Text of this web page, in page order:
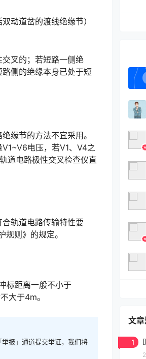
动道岔的渡线绝缘节）
叉的；若短路一侧绝
侧的绝缘本身已处于短
缘节的方法不宜采用。
电压，若V1、V4之
道电路极性交叉检查仪直
轨道电路传输特性要
则》的规定。󠅅󠅃󠄵󠅂󠄪󠇖󠆨󠆨󠇕󠆞󠆒󠅬󠇘󠆭󠆘󠇙󠆝󠅵󠇗󠆭󠆁󠄐󠇗󠅹󠅸󠇖󠆍󠅳󠇖󠅹󠅰󠇖󠆌󠅹
标距离一般不小于
大于4m。󠅅󠅃󠄵󠅂󠄪󠇖󠆨󠆨󠇕󠆞󠆒󠅬󠇘󠆭󠆘󠇙󠆝󠅵󠇗󠆭󠆁󠄐󠇗󠅹󠅸󠇖󠆍󠅳󠇖󠅹󠅰󠇖󠆌󠅹
报」通道提交举证，我们将
文
1 [